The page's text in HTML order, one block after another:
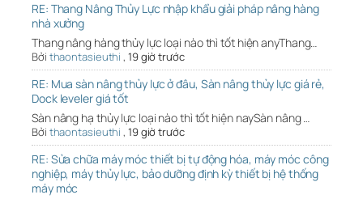
RE: Thang Nâng Thủy Lực nhập khẩu giải pháp nâng hàng
nhà xưởng
Thang nâng hàng thủy lực loại nào thì tốt hiện anyThang…
Bởi thaontasieuthi , 19 giờ trước
RE: Mua sàn nâng thủy lực ở đâu, Sàn nâng thủy lực giá rẻ,
Dock leveler giá tốt
Sàn nâng hạ thủy lực loại nào thì tốt hiện naySàn nâng …
Bởi thaontasieuthi , 19 giờ trước
RE: Sửa chữa máy móc thiết bị tự động hóa, máy móc công
nghiệp, máy thủy lực, bảo dưỡng định kỳ thiết bị hệ thống
máy móc